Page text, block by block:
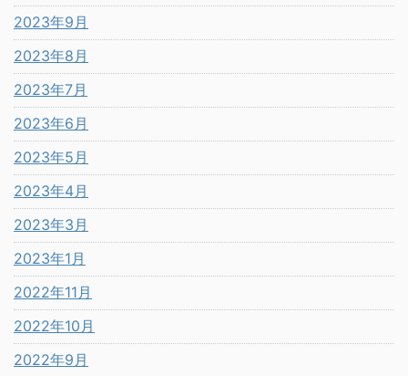
2023年9月
2023年8月
2023年7月
2023年6月
2023年5月
2023年4月
2023年3月
2023年1月
2022年11月
2022年10月
2022年9月